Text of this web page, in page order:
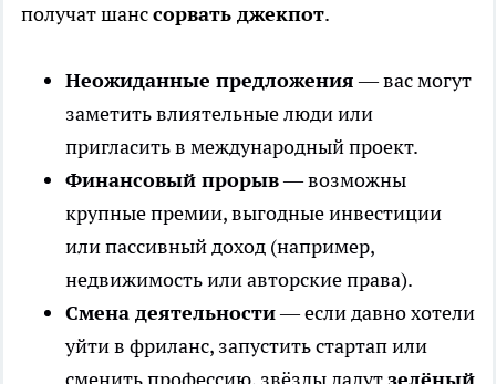
получат шанссорвать джекпот.
Неожиданные предложения— вас могут
заметить влиятельные люди или
пригласить в международный проект.
Финансовый прорыв— возможны
крупные премии, выгодные инвестиции
или пассивный доход (например,
недвижимость или авторские права).
Смена деятельности— если давно хотели
уйти в фриланс, запустить стартап или